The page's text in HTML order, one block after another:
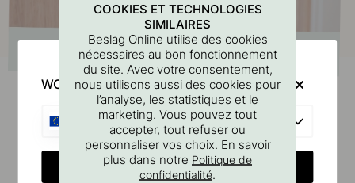
Produits similaires
COOKIES ET TECHNOLOGIES
SIMILAIRES
Beslag Online utilise des cookies
nécessaires au bon fonctionnement
du site. Avec votre consentement,
nous utilisons aussi des cookies pour
l’analyse, les statistiques et le
marketing. Vous pouvez tout
accepter, tout refuser ou
personnaliser vos choix. En savoir
plus dans notre Politique de
confidentialité.
WOULD YOU RATHER VISIT?
CHANGE COUNTRY